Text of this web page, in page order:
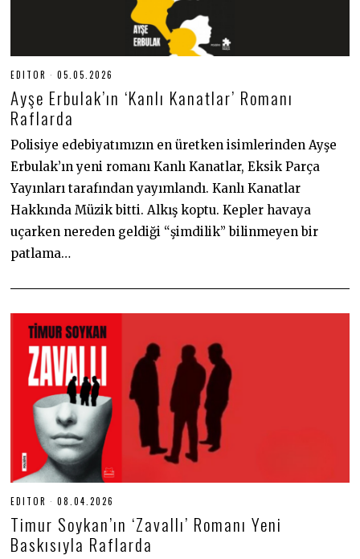
EDITOR 05.05.2026
.
2
2
6
Ayşe Erbulak’ın ‘Kanlı Kanatlar’ Romanı
Raflarda
Polisiye edebiyatımızın en üretken isimlerinden Ayşe
Erbulak’ın yeni romanı Kanlı Kanatlar, Eksik Parça
Yayınları tarafından yayımlandı. Kanlı Kanatlar
Hakkında Müzik bitti. Alkış koptu. Kepler havaya
uçarken nereden geldiği “şimdilik” bilinmeyen bir
patlama…
EDITOR 08.04.2026
.
0
4
Timur Soykan’ın ‘Zavallı’ Romanı Yeni
Baskısıyla Raflarda